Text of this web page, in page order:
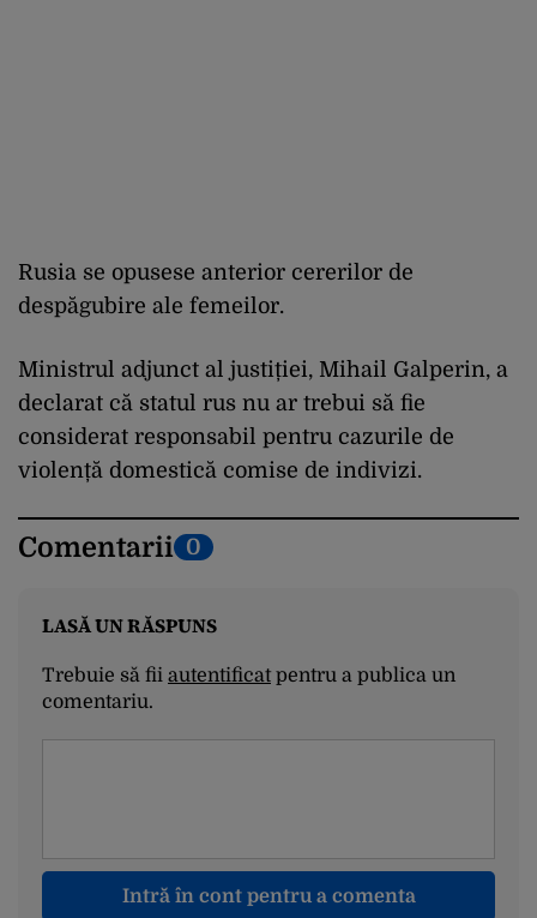
Rusia se opusese anterior cererilor de
despăgubire ale femeilor.
Ministrul adjunct al justiției, Mihail Galperin, a
declarat că statul rus nu ar trebui să fie
considerat responsabil pentru cazurile de
violență domestică comise de indivizi.
Comentarii 0
LASĂ UN RĂSPUNS
Trebuie să fii autentificatpentru a publica un
comentariu.
Intră în cont pentru a comenta